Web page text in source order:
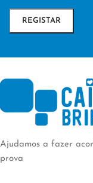
Ajudamos a fazer
prova